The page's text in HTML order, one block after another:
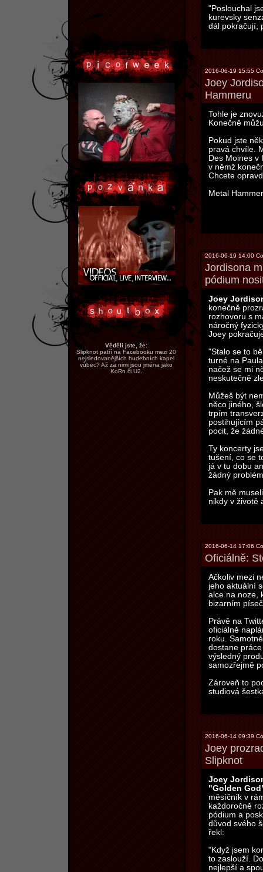
Věděli jste, že:
Slipknot patří na Facebooku mezi 20
nejsledovanějších hudebních kapel
vůbec? Až za nimi jsou jména jako
KoRn či U2.
"Poslouchal
kurevsky
dál pokračují,
2016-06-19 15:55
Joey
Hammeru
Tohle je
Konečně
Pokud jste
pravá chvíle.
Des Moines
v němž
Chcete
Metal
2016-06-19 14:00
Jordisona
pódium
Joey
konečně
rozhovoru s
náročný
Joey
"Stalo se to
turné na
načež se mi
neskutečně
Můžeš být
něco jiného,
trpím
postihujícím
pocit, že
Ty koncerty
tušení, co se
já v tu dobu
žádný
Pak mě
nikdy v životě
2016-06-14 17:06
Oficiálně:
Ačkoliv mezi
jeho aktuální
alce na noze,
bizarním
Právě na
oficiálně
roku.
dostane
výsledný
samozřejmě
Zároveň to
studiová
2016-06-14 09:39
Joey
Slipknot
Joey
"Golden
měsíčník v
každoročně
pódium a
důvod svého
řekl:
"Když jsem
to zaslouží.
nejlepší a